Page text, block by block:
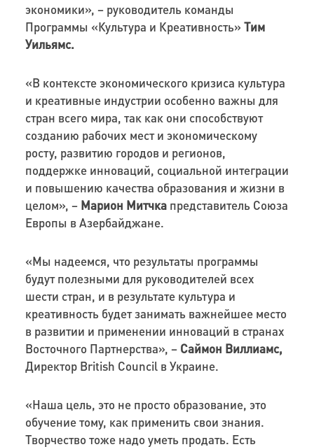
экономики», – руководитель команды
Программы «Культура и Креативность» Тим
Уильямс.
«В контексте экономического кризиса культура
и креативные индустрии особенно важны для
стран всего мира, так как они способствуют
созданию рабочих мест и экономическому
росту, развитию городов и регионов,
поддержке инноваций, социальной интеграции
и повышению качества образования и жизни в
целом», –Марион Митчкапредставитель Союза
Европы в Азербайджане.
«Мы надеемся, что результаты программы
будут полезными для руководителей всех
шести стран, и в результате культура и
креативность будет занимать важнейшее место
в развитии и применении инноваций в странах
Восточного Партнерства», – Саймон Виллиамс,
Директор British Council в Украине.
«Наша цель, это не просто образование, это
обучение тому, как применить свои знания.
Творчество тоже надо уметь продать. Есть